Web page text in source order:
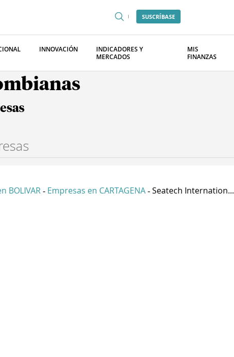
SUSCRÍBASE
INNOVACIÓN
INDICADORES Y
MERCADOS
MIS
FINANZAS
BOLIVAR - Empresas en CARTAGENA - Seatech Internation...